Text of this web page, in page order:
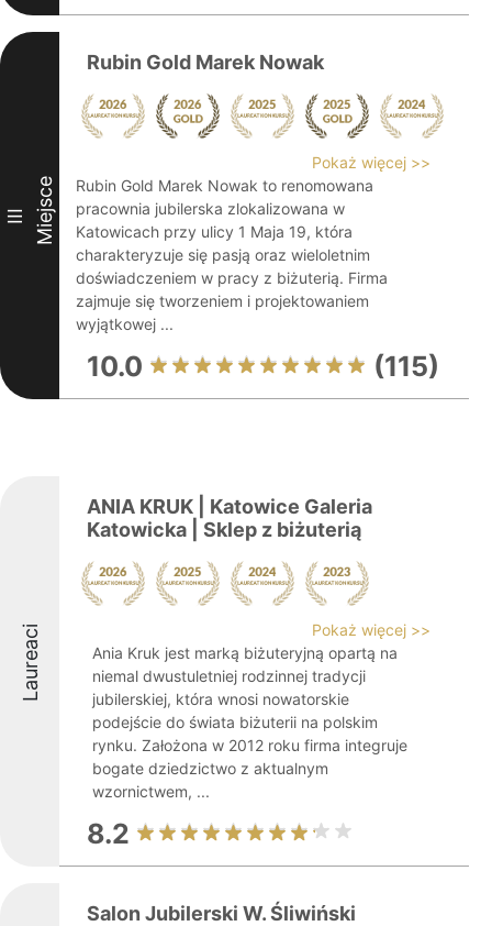
III Miejsce
Rubin Gold Marek Nowak
Pokaż więcej >>
Rubin Gold Marek Nowak to renomowana
pracownia jubilerska zlokalizowana w
Katowicach przy ulicy 1 Maja 19, która
charakteryzuje się pasją oraz wieloletnim
doświadczeniem w pracy z biżuterią. Firma
zajmuje się tworzeniem i projektowaniem
wyjątkowej ...
10.0 (115)
Laureaci
ANIA KRUK | Katowice Galeria
Katowicka | Sklep z biżuterią
Pokaż więcej >>
Ania Kruk jest marką biżuteryjną opartą na
niemal dwustuletniej rodzinnej tradycji
jubilerskiej, która wnosi nowatorskie
podejście do świata biżuterii na polskim
rynku. Założona w 2012 roku firma integruje
bogate dziedzictwo z aktualnym
wzornictwem, ...
8.2
Salon Jubilerski W. Śliwiński